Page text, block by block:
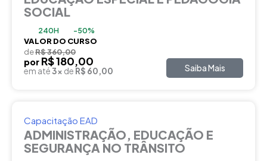
SOCIAL
240H -50%
VALOR DO CURSO
deR$ 360,00
por R$ 180,00
em até3x de R$ 60,00 Saiba Mais
Capacitação EAD
ADMINISTRAÇÃO, EDUCAÇÃO E
SEGURANÇA NO TRÂNSITO